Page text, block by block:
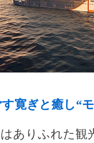
寛ぎと癒し“
ありふれた